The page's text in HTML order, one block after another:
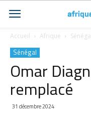
Accueil Afrique
Sénégal
Omar
remplacé
31 décembre 2024